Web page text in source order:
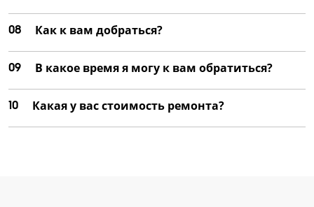
08 Как к вам добраться?
09 В какое время я могу к вам обратиться?
10 Какая у вас стоимость ремонта?